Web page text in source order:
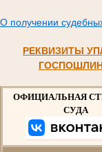
О получении
РЕКВИЗИТЫ
ОФИЦИАЛЬНАЯ
СУДА